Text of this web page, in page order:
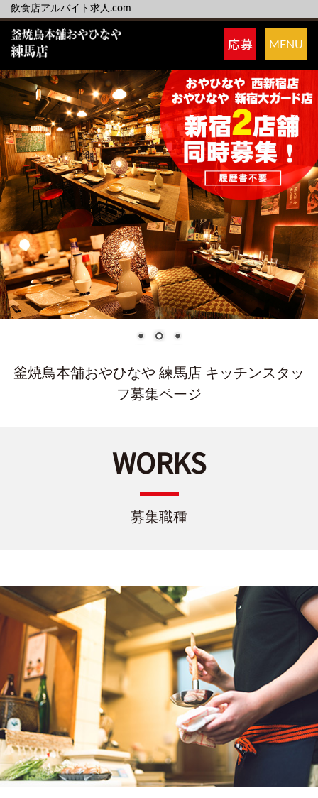
飲食店アルバイト求人.com
MENU
店舗紹介
PRポイント
先輩体験談
メッセージ
アルバイト募集要項
釜焼鳥本舗おやひなや 練馬店 キッチンスタッ
フ募集ページ
WORKS
募集職種